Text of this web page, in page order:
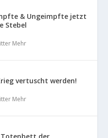
& Ungeimpfte jetzt
Stebel
Mehr
vertuscht werden!
Mehr